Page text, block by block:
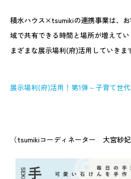
積水ハウス×tsumikiの連携事業は、
域で共有できる時間と場所が増えて
まざまな展示場利(府)活用していきま
展示場利(府)活用！第1弾～子育て世
（tsumikiコーディネーター 大宮紗妃